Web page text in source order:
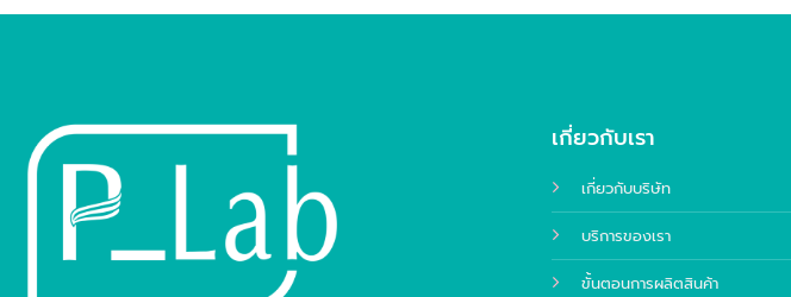
เกี่ยวกับเรา
เกี่ยวกับบริษัท
บริการของเรา
ขั้นตอนการผลิตสินค้า